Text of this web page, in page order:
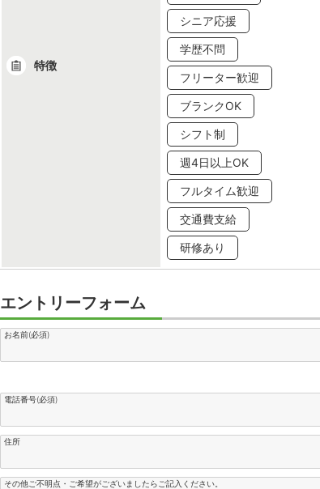
特徴
シニア応援
学歴不問
フリーター歓迎
ブランクOK
シフト制
週4日以上OK
フルタイム歓迎
交通費支給
研修あり
エントリーフォーム
お名前(必須)
電話番号(必須)
住所
その他ご不明点・ご希望がございましたらご記入ください。